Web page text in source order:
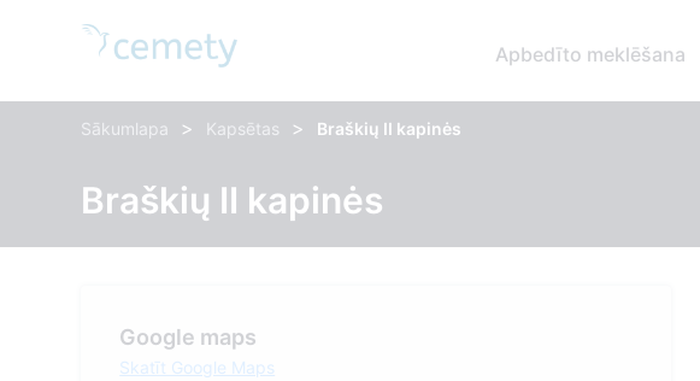
Apbedīto meklēšana
Sākumlapa > Kapsētas > Braškių II kapinės
Braškių II kapinės
Google maps
Skatīt Google Maps